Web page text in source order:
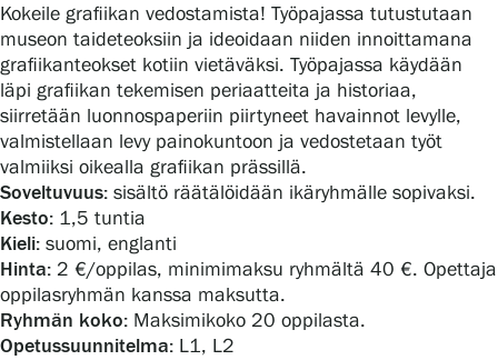
Kokeile grafiikan vedostamista! Työpajassa tutustutaan
museon taideteoksiin ja ideoidaan niiden innoittamana
grafiikanteokset kotiin vietäväksi. Työpajassa käydään
läpi grafiikan tekemisen periaatteita ja historiaa,
siirretään luonnospaperiin piirtyneet havainnot levylle,
valmistellaan levy painokuntoon ja vedostetaan työt
valmiiksi oikealla grafiikan prässillä.
Soveltuvuus: sisältö räätälöidään ikäryhmälle sopivaksi.
Kesto: 1,5 tuntia
Kieli: suomi, englanti
Hinta: 2 €/oppilas, minimimaksu ryhmältä 40 €. Opettaja
oppilasryhmän kanssa maksutta.
Ryhmän koko: Maksimikoko 20 oppilasta.
Opetussuunnitelma: L1, L2